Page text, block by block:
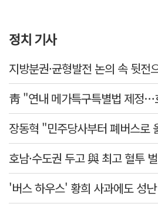
정치 기사
지방분권·균형발전 논의 속 뒷전